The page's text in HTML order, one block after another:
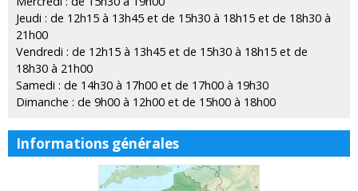
Jeudi : de 12h15 à 13h45 et de 15h30 à 18h15 et de 18h30 à
21h00
Vendredi : de 12h15 à 13h45 et de 15h30 à 18h15 et de
18h30 à 21h00
Samedi : de 14h30 à 17h00 et de 17h00 à 19h30
Dimanche : de 9h00 à 12h00 et de 15h00 à 18h00
Informations générales